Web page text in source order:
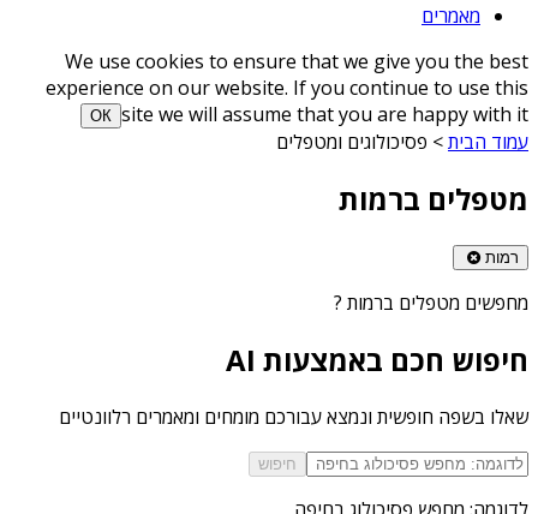
מאמרים
We use cookies to ensure that we give you the best
experience on our website. If you continue to use this
site we will assume that you are happy with it
ОК
עמוד הבית> פסיכולוגים ומטפלים
מטפלים ברמות
רמות
מחפשים מטפלים ברמות ?
חיפוש חכם באמצעות AI
שאלו בשפה חופשית ונמצא עבורכם מומחים ומאמרים רלוונטיים
חיפוש